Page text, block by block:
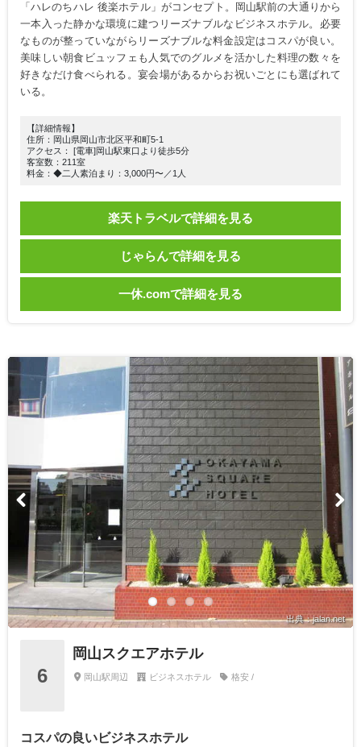
「ハレのちハレ 後楽ホテル」がコンセプト。岡山駅前の大通りから
一本入った静かな環境に建つリーズナブルなビジネスホテル。必要
なものが整っていながらリーズナブルな料金設定はコスパが良い。
美味しい朝食ビュッフェも人気でのグルメを活かした料理の数々を
好きなだけ食べられる。宴会場があるからお祝いごとにも選ばれて
いる。
【詳細情報】
住所：岡山県岡山市北区平和町5-1
アクセス： [電車]岡山駅東口より徒歩5分
客室数：211室
料金：◆二人素泊まり：3,000円〜／1人
楽天トラベルで詳細を見る
じゃらんで詳細を見る
一休.comで詳細を見る
出典：jalan.net
6
岡山スクエアホテル
岡山駅周辺 ビジネスホテル 格安 /
コスパの良いビジネスホテル